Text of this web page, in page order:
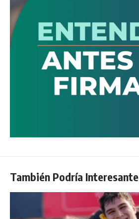
También Podría Interesante